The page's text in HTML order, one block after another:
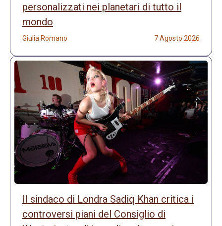
personalizzati nei planetari di tutto il
mondo
Giulia Romano 7 Agosto 2026
Il sindaco di Londra Sadiq Khan critica i
controversi piani del Consiglio di